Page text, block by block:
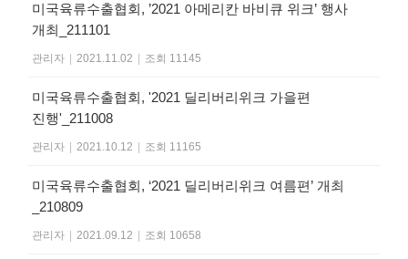
미국육류수출협회, ’2021 아메리칸 바비큐 위크’ 행사
개최_211101
관리자 2021.11.02 조회 11145
미국육류수출협회, '2021 딜리버리위크 가을편
진행'_211008
관리자 2021.10.12 조회 11165
미국육류수출협회, ‘2021 딜리버리위크 여름편’ 개최
_210809
관리자 2021.09.12 조회 10658